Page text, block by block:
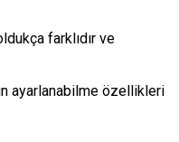
farklıdır ve
ayarlanabilme özellikleri